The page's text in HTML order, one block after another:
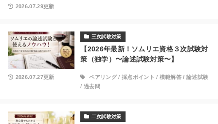
2026.07.29更新
三次試験対策
【2026年最新！ソムリエ資格３次試験対
策（独学）〜論述試験対策〜】
2026.07.27更新 ペアリング/ 採点ポイント / 模範解答 /論述試験
/ 過去問
二次試験対策